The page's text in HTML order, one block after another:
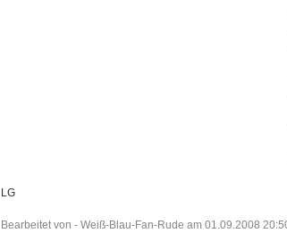
LG
Bearbeitet von - Weiß-Blau-Fan-Rude am 01.09.2008